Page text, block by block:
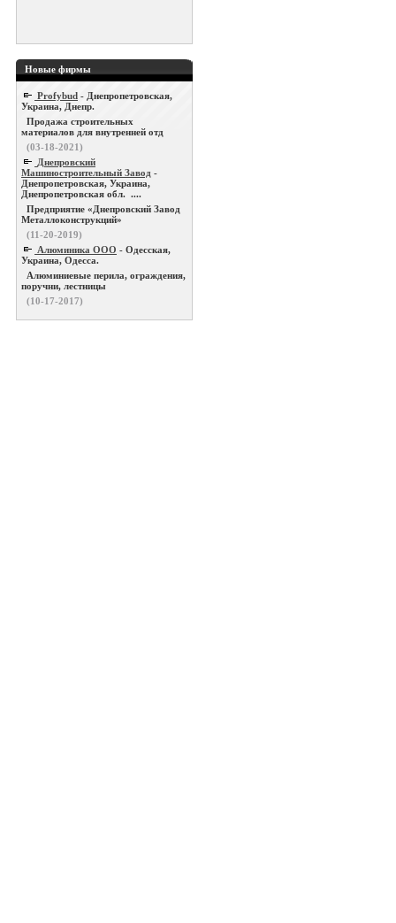
Новые фирмы
Profybud - Днепропетровская,
Украина, Днепр.
Продажа строительных
материалов для внутренней отд
(03-18-2021)
Днепровский
Машиностроительный Завод -
Днепропетровская, Украина,
Днепропетровская обл. ....
Предприятие «Днепровский Завод
Металлоконструкций»
(11-20-2019)
Алюминика ООО - Одесская,
Украина, Одесса.
Алюминиевые перила, ограждения,
поручни, лестницы
(10-17-2017)